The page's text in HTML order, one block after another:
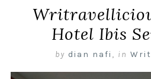
Hotel Ibis
by dian nafi , in